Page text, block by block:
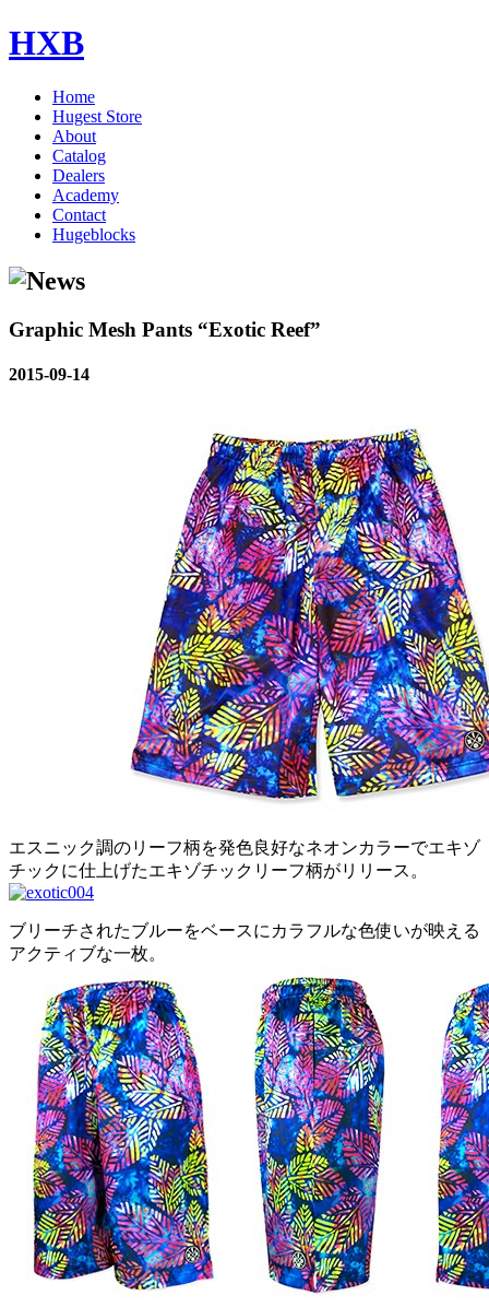
HXB
Home
Hugest Store
About
Catalog
Dealers
Academy
Contact
Hugeblocks
Graphic Mesh Pants “Exotic Reef”
2015-09-14
エスニック調のリーフ柄を発色良好なネオンカラーでエキゾ
チックに仕上げたエキゾチックリーフ柄がリリース。
ブリーチされたブルーをベースにカラフルな色使いが映える
アクティブな一枚。